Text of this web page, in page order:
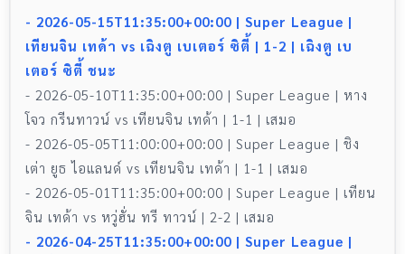
- 2026-05-15T11:35:00+00:00 | Super League |
เทียนจิน เทด้า vs เฉิงตู เบเตอร์ ซิตี้ | 1-2 | เฉิงตู เบ
เตอร์ ซิตี้ ชนะ
- 2026-05-10T11:35:00+00:00 | Super League | หาง
โจว กรีนทาวน์ vs เทียนจิน เทด้า | 1-1 | เสมอ
- 2026-05-05T11:00:00+00:00 | Super League | ชิง
เต่า ยูธ ไอแลนด์ vs เทียนจิน เทด้า | 1-1 | เสมอ
- 2026-05-01T11:35:00+00:00 | Super League | เทียน
จิน เทด้า vs หวู่ฮั่น ทรี ทาวน์ | 2-2 | เสมอ
- 2026-04-25T11:35:00+00:00 | Super League |